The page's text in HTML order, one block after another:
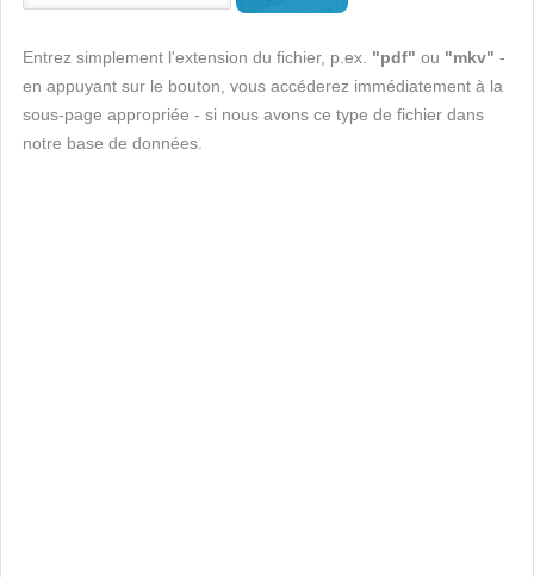
Entrez simplement l'extension du fichier, p.ex. "pdf" ou "mkv" -
en appuyant sur le bouton, vous accéderez immédiatement à la
sous-page appropriée - si nous avons ce type de fichier dans
notre base de données.